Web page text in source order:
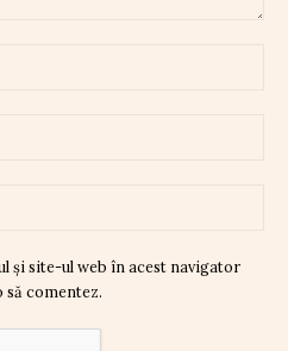
și site-ul web în acest navigator
comentez.